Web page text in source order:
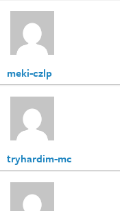
meki-czlp
tryhardim-mc